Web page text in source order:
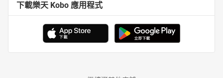
下載樂天 Kobo 應用程式